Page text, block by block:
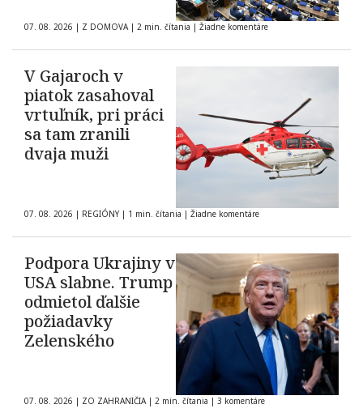
07. 08. 2026 | Z DOMOVA | 2 min. čítania | Žiadne komentáre
V Gajaroch v
piatok zasahoval
vrtuľník, pri práci
sa tam zranili
dvaja muži
07. 08. 2026 | REGIÓNY | 1 min. čítania | Žiadne komentáre
Podpora Ukrajiny v
USA slabne. Trump
odmietol ďalšie
požiadavky
Zelenského
07. 08. 2026 | ZO ZAHRANIČIA | 2 min. čítania | 3 komentáre